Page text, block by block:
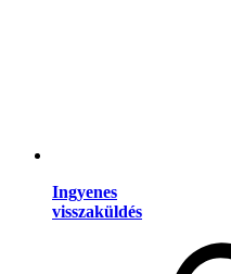
Ingyenes
visszaküldés